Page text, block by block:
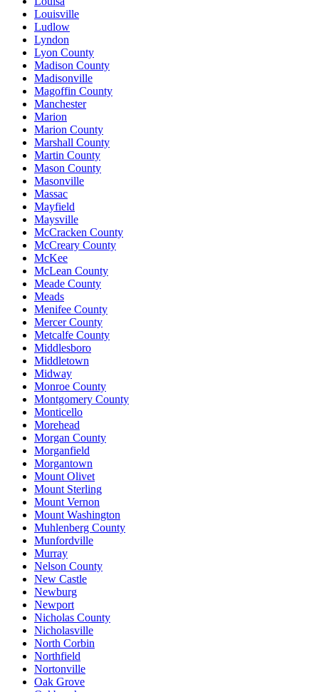
Louisville
Ludlow
Lyndon
Lyon County
Madison County
Madisonville
Magoffin County
Manchester
Marion
Marion County
Marshall County
Martin County
Mason County
Masonville
Massac
Mayfield
Maysville
McCracken County
McCreary County
McKee
McLean County
Meade County
Meads
Menifee County
Mercer County
Metcalfe County
Middlesboro
Middletown
Midway
Monroe County
Montgomery County
Monticello
Morehead
Morgan County
Morganfield
Morgantown
Mount Olivet
Mount Sterling
Mount Vernon
Mount Washington
Muhlenberg County
Munfordville
Murray
Nelson County
New Castle
Newburg
Newport
Nicholas County
Nicholasville
North Corbin
Northfield
Nortonville
Oak Grove